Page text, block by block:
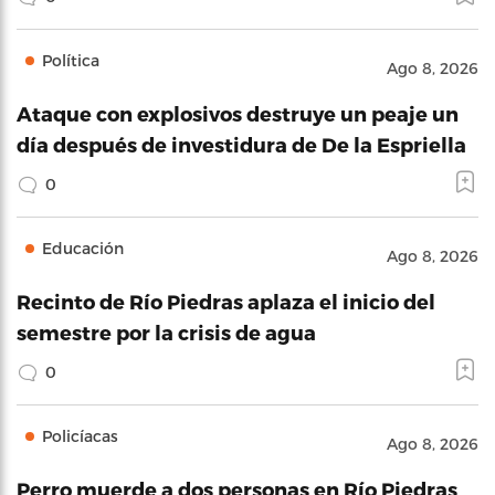
Política Ago 8, 2026
Ataque con explosivos destruye un peaje un
día después de investidura de De la Espriella
0
Educación Ago 8, 2026
Recinto de Río Piedras aplaza el inicio del
semestre por la crisis de agua
0
Policíacas Ago 8, 2026
Perro muerde a dos personas en Río Piedras